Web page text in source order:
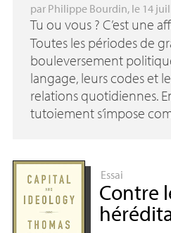
par Philippe Bourdin, le 14
Tu ou vous ? C’est une
Toutes les périodes de
bouleversement
langage, leurs codes et
relations quotidiennes.
tutoiement s’impose
Essai
Contre